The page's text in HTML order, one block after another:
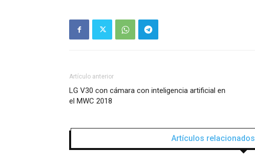
Artículo anterior
LG V30 con cámara con inteligencia artificial en
el MWC 2018
Artículos relacionados